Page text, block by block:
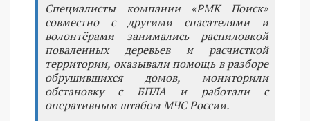
Специалисты компании «РМК Поиск»
совместно с другими спасателями и
волонтёрами занимались распиловкой
поваленных деревьев и расчисткой
территории, оказывали помощь в разборе
обрушившихся домов, мониторили
обстановку с БПЛА и работали с
оперативным штабом МЧС России.